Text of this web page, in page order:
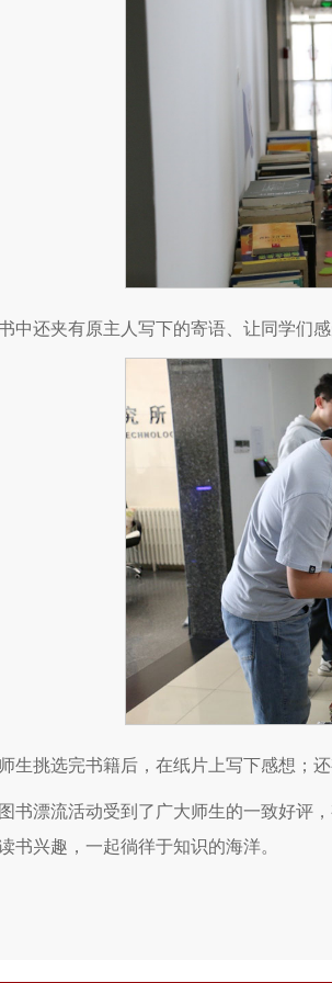
中还夹有原主人写下的寄语、让同学们感
生挑选完书籍后，在纸片上写下感想；
书漂流活动受到了广大师生的一致好评
书兴趣，一起徜徉于知识的海洋。